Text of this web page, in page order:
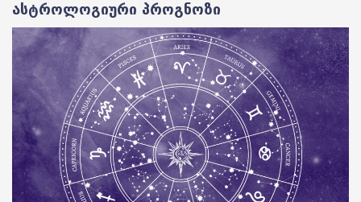
ასტროლოგიური პროგნოზი